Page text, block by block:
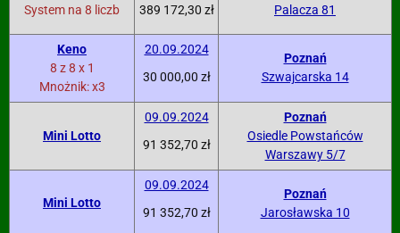
System na 8 liczb
389 172,30 zł
Palacza 81
Keno
8 z 8 x 1
Mnożnik: x3
20.09.2024
30 000,00 zł
Poznań
Szwajcarska 14
Mini Lotto
09.09.2024
91 352,70 zł
Poznań
Osiedle Powstańców
Warszawy 5/7
Mini Lotto
09.09.2024
91 352,70 zł
Poznań
Jarosławska 10